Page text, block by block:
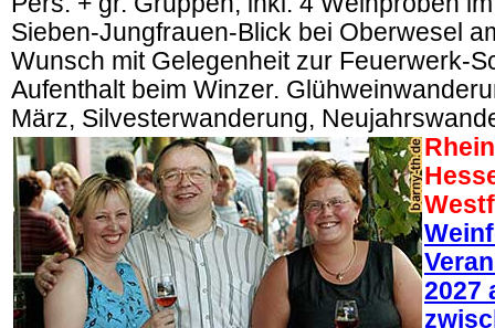
Sieben-Jungfrauen-Blick bei Oberwesel
Wunsch mit Gelegenheit zur Feuerwerk-
Aufenthalt beim Winzer.
März, Silvesterwanderung,
2027